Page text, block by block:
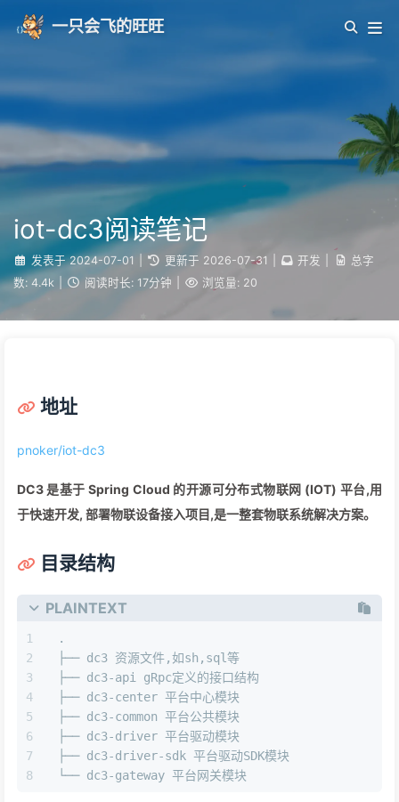
一只会飞的旺旺
iot-dc3阅读笔记
发表于 2024-07-01 更新于 2026-07-31 开发
总字
数: 4.4k 阅读时长: 17分钟 浏览量: 20
地址
pnoker/iot-dc3
DC3 是基于 Spring Cloud 的开源可分布式物联网 (IOT) 平台,用
于快速开发, 部署物联设备接入项目,是一整套物联系统解决方案。
目录结构
PLAINTEXT
.
├── dc3 资源文件,如sh,sql等
├── dc3-api gRpc定义的接口结构
├── dc3-center 平台中心模块
├── dc3-common 平台公共模块
├── dc3-driver 平台驱动模块
├── dc3-driver-sdk 平台驱动SDK模块
└── dc3-gateway 平台网关模块